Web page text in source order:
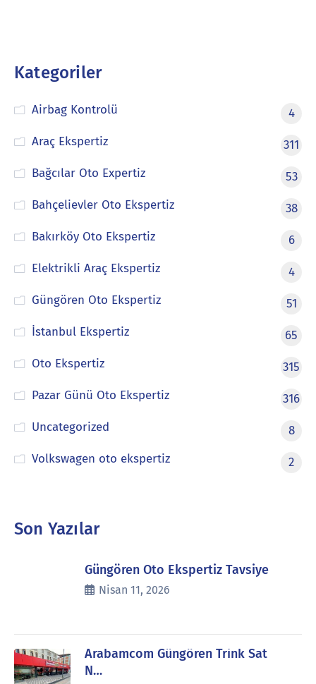
Kategoriler
Airbag Kontrolü
4
Araç Ekspertiz
311
Bağcılar Oto Expertiz
53
Bahçelievler Oto Ekspertiz
38
Bakırköy Oto Ekspertiz
6
Elektrikli Araç Ekspertiz
4
Güngören Oto Ekspertiz
51
İstanbul Ekspertiz
65
Oto Ekspertiz
315
Pazar Günü Oto Ekspertiz
316
Uncategorized
8
Volkswagen oto ekspertiz
2
Son Yazılar
Güngören Oto Ekspertiz Tavsiye
Nisan 11, 2026
Arabamcom Güngören Trink Sat
N…